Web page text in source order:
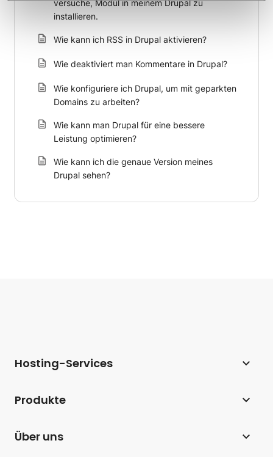
versuche, Modul in meinem Drupal zu
installieren.
Wie kann ich RSS in Drupal aktivieren?
Wie deaktiviert man Kommentare in Drupal?
Wie konfiguriere ich Drupal, um mit geparkten
Domains zu arbeiten?
Wie kann man Drupal für eine bessere
Leistung optimieren?
Wie kann ich die genaue Version meines
Drupal sehen?
Hosting-Services
Hosting für WooCommerce
Produkte
Über uns